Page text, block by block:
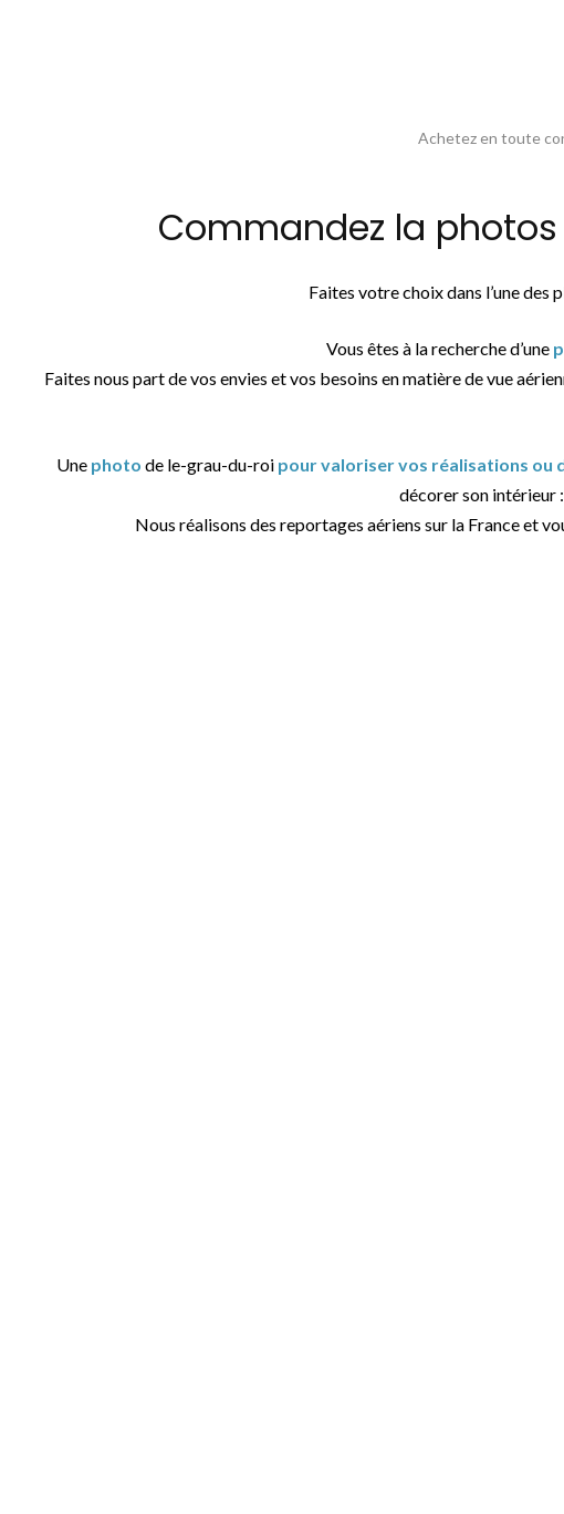
Achetez en toute
Commandez la
Faites votre choix dans l’une des
Vous êtes à la recherche d’une
Faites nous part de vos envies et vos besoins en matière de vue
Une photo de le-grau-du-roi pour valoriser vos réalisations ou
décorer son intérieur
Nous réalisons des reportages aériens sur la France et